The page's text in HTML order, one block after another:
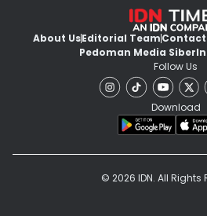
About UsEditorial TeamContact
Pedoman Media Siber
Follow Us
Download
© 2026 IDN. All Rights